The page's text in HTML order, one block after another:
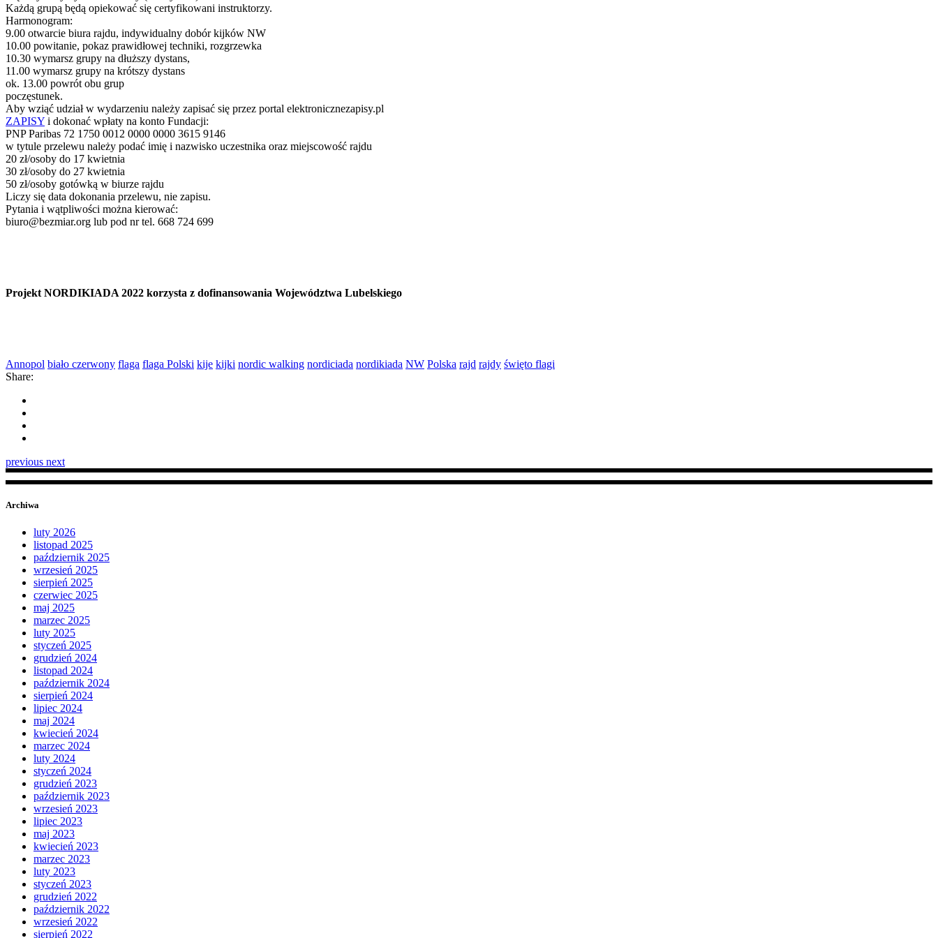
Każdą grupą będą opiekować się certyfikowani instruktorzy.
Harmonogram:
9.00 otwarcie biura rajdu, indywidualny dobór kijków NW
10.00 powitanie, pokaz prawidłowej techniki, rozgrzewka
10.30 wymarsz grupy na dłuższy dystans,
11.00 wymarsz grupy na krótszy dystans
ok. 13.00 powrót obu grup
poczęstunek.
Aby wziąć udział w wydarzeniu należy zapisać się przez portal elektronicznezapisy.pl
ZAPISY i dokonać wpłaty na konto Fundacji:
PNP Paribas 72 1750 0012 0000 0000 3615 9146
w tytule przelewu należy podać imię i nazwisko uczestnika oraz miejscowość rajdu
20 zł/osoby do 17 kwietnia
30 zł/osoby do 27 kwietnia
50 zł/osoby gotówką w biurze rajdu
Liczy się data dokonania przelewu, nie zapisu.
Pytania i wątpliwości można kierować:
biuro@bezmiar.org lub pod nr tel. 668 724 699
Projekt NORDIKIADA 2022 korzysta z dofinansowania Województwa Lubelskiego
Annopol biało czerwony flaga flaga Polski kije kijki nordic walking nordiciada nordikiada NW Polska rajd rajdy święto flagi
Share:
previous next
Archiwa
luty 2026
listopad 2025
październik 2025
wrzesień 2025
sierpień 2025
czerwiec 2025
maj 2025
marzec 2025
luty 2025
styczeń 2025
grudzień 2024
listopad 2024
październik 2024
sierpień 2024
lipiec 2024
maj 2024
kwiecień 2024
marzec 2024
luty 2024
styczeń 2024
grudzień 2023
październik 2023
wrzesień 2023
lipiec 2023
maj 2023
kwiecień 2023
marzec 2023
luty 2023
styczeń 2023
grudzień 2022
październik 2022
wrzesień 2022
sierpień 2022